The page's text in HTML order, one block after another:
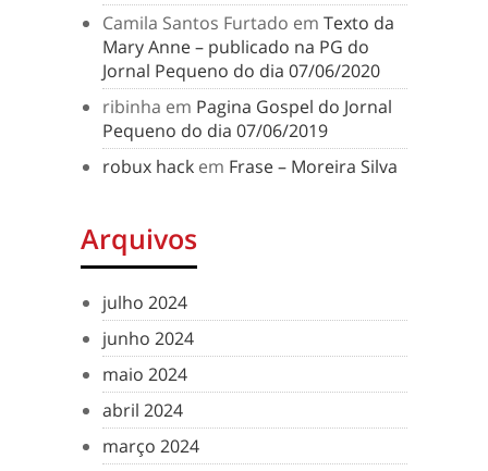
Camila Santos Furtado em Texto da
Mary Anne – publicado na PG do
Jornal Pequeno do dia 07/06/2020
ribinha em Pagina Gospel do Jornal
Pequeno do dia 07/06/2019
robux hack em Frase – Moreira Silva
Arquivos
julho 2024
junho 2024
maio 2024
abril 2024
março 2024